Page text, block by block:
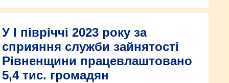
У І півріччі 2023 року за
сприяння служби зайнятості
Рівненщини працевлаштовано
5,4 тис. громадян